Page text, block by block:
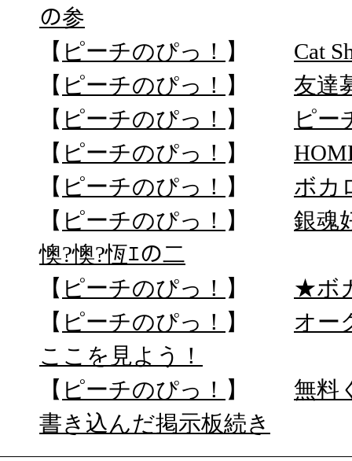
の参
【 ピーチのぴっ！ 】 Cat
【 ピーチのぴっ！ 】 友達
【 ピーチのぴっ！ 】
ピー
【 ピーチのぴっ！ 】
【 ピーチのぴっ！ 】 ボカ
【 ピーチのぴっ！ 】 銀魂
懊?懊?恆ｴの二
【 ピーチのぴっ！ 】 ★ボ
【 ピーチのぴっ！ 】 オー
ここを見よう！
【 ピーチのぴっ！ 】 無料
書き込んだ掲示板続き